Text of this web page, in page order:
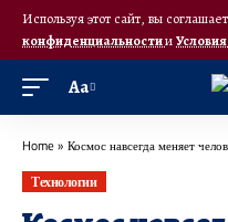
Используя этот сайт, вы
конфиденциальностии
Аа
Home » Космос навсегда меняет
Технологии